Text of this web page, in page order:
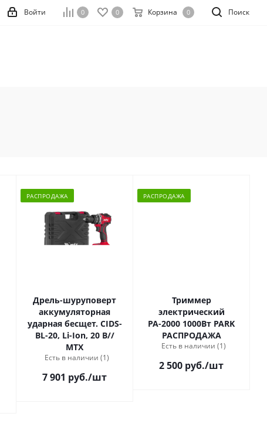
Поиск
0 0 Корзина 0
Войти
РАСПРОДАЖА
Дрель-шуруповерт
аккумуляторная
ударная бесщет. CIDS-
BL-20, Li-Ion, 20 В//
MTX
Есть в наличии (1)
7 901 руб./шт
РАСПРОДАЖА
Триммер
электрический
РА-2000 1000Вт PARK
РАСПРОДАЖА
Есть в наличии (1)
2 500 руб./шт